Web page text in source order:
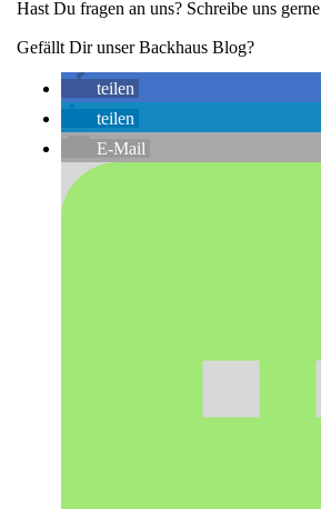
Hast Du fragen an uns? Schreibe uns gerne
Gefällt Dir unser Backhaus Blog?
teilen
teilen
E-Mail